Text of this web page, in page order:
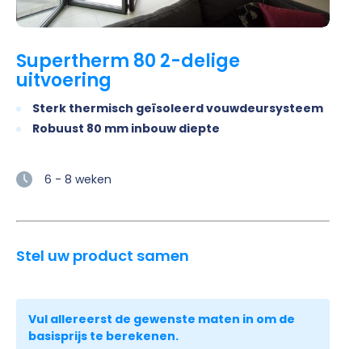
Supertherm 80 2-delige
uitvoering
Sterk thermisch geïsoleerd vouwdeursysteem
Robuust 80 mm inbouw diepte
6 - 8 weken
Stel uw product samen